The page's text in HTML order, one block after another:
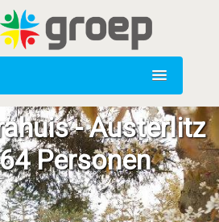
- Austerlitz
Personen